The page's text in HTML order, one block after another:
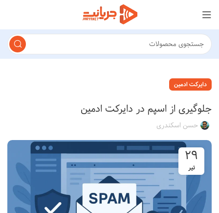
دایرکت ادمین
جلوگیری از اسپم در دایرکت ادمین
حسن اسکندری
۲۹
تیر